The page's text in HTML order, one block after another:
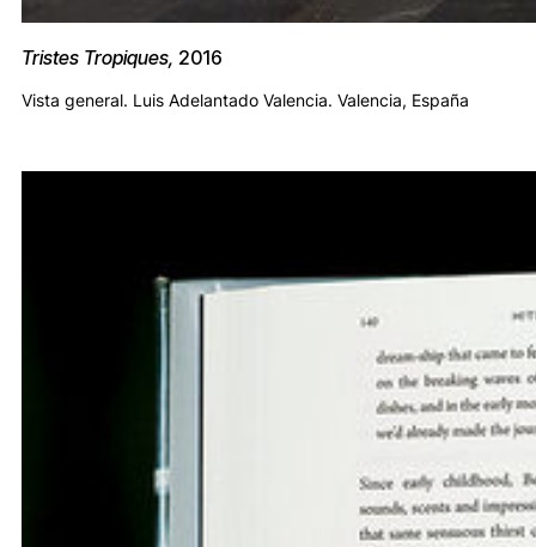
Tristes Tropiques, 2016
Vista general. Luis Adelantado Valencia. Valencia, España